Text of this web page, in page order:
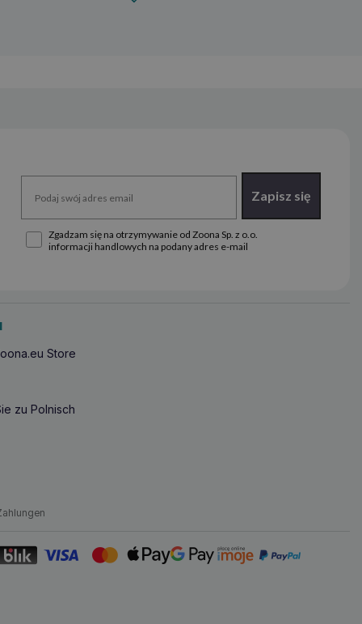
Zapisz się
Zgadzam się na otrzymywanie od Zoona Sp. z o.o.
informacji handlowych na podany adres e-mail
Store
zu Polnisch